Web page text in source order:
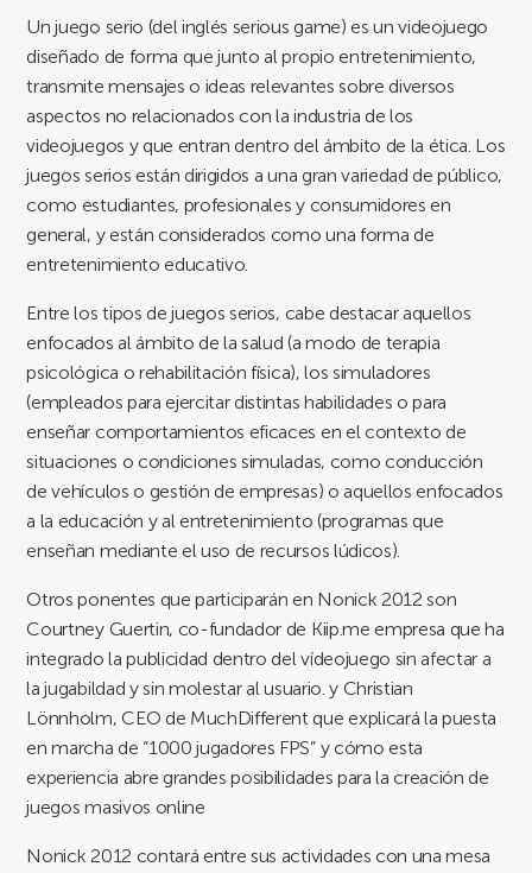
Un juego serio (del inglés serious game) es un videojuego
diseñado de forma que junto al propio entretenimiento,
transmite mensajes o ideas relevantes sobre diversos
aspectos no relacionados con la industria de los
videojuegos y que entran dentro del ámbito de la ética. Los
juegos serios están dirigidos a una gran variedad de público,
como estudiantes, profesionales y consumidores en
general, y están considerados como una forma de
entretenimiento educativo.
Entre los tipos de juegos serios, cabe destacar aquellos
enfocados al ámbito de la salud (a modo de terapia
psicológica o rehabilitación física), los simuladores
(empleados para ejercitar distintas habilidades o para
enseñar comportamientos eficaces en el contexto de
situaciones o condiciones simuladas, como conducción
de vehículos o gestión de empresas) o aquellos enfocados
a la educación y al entretenimiento (programas que
enseñan mediante el uso de recursos lúdicos).
Otros ponentes que participarán en Nonick 2012 son
Courtney Guertin, co-fundador de Kiip.me empresa que ha
integrado la publicidad dentro del vídeojuego sin afectar a
la jugabildad y sin molestar al usuario. y Christian
Lönnholm, CEO de MuchDifferent que explicará la puesta
en marcha de “1000 jugadores FPS” y cómo esta
experiencia abre grandes posibilidades para la creación de
juegos masivos online
Nonick 2012 contará entre sus actividades con una mesa